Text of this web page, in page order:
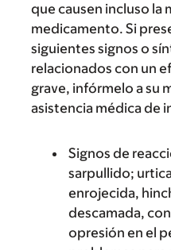
que causen incluso la
medicamento. Si
siguientes signos o
relacionados con un
grave, infórmelo a su
asistencia médica de
Signos de
sarpullido;
enrojecida,
descamada,
opresión en el